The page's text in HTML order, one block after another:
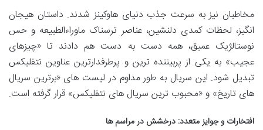
مخاطبان نیز به سرعت جذب دنیای هاوکینز شدند. داستان هیجان
انگیز، لحظات کمدی دلنشین، عناصر ترسناک ماوراءالطبیعه و حس
نوستالژیک عمیق، همه دست به دست هم دادند تا «چیزهای
عجیب» به یکی از پربیننده ترین و پرطرفدارترین عناوین نتفلیکس
تبدیل شود. این سریال به طور مداوم در لیست های «برترین سریال
های تاریخ» و «محبوب ترین سریال های نتفلیکس» قرار گرفته است.
افتخارات و جوایز متعدد: درخشش در مراسم ها